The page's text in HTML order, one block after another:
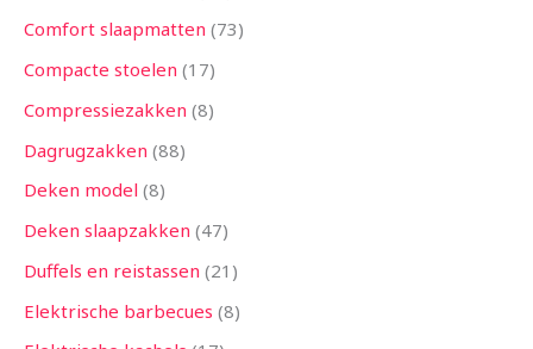
Comfort slaapmatten 73
Compacte stoelen 17
Compressiezakken 8
Dagrugzakken 88
Deken model 8
Deken slaapzakken 47
Duffels en reistassen 21
Elektrische barbecues 8